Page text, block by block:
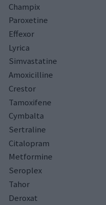
Champix
Paroxetine
Effexor
Lyrica
Simvastatine
Amoxicilline
Crestor
Tamoxifene
Cymbalta
Sertraline
Citalopram
Metformine
Seroplex
Tahor
Deroxat